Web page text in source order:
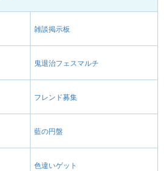
雑談掲示板
鬼退治フェスマルチ
フレンド募集
藍の円盤
色違いゲット